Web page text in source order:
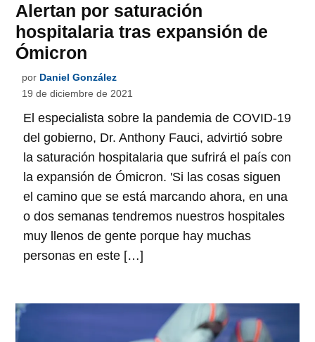
Alertan por saturación
hospitalaria tras expansión de
Ómicron
por Daniel González
19 de diciembre de 2021
El especialista sobre la pandemia de COVID-19
del gobierno, Dr. Anthony Fauci, advirtió sobre
la saturación hospitalaria que sufrirá el país con
la expansión de Ómicron. 'Si las cosas siguen
el camino que se está marcando ahora, en una
o dos semanas tendremos nuestros hospitales
muy llenos de gente porque hay muchas
personas en este […]